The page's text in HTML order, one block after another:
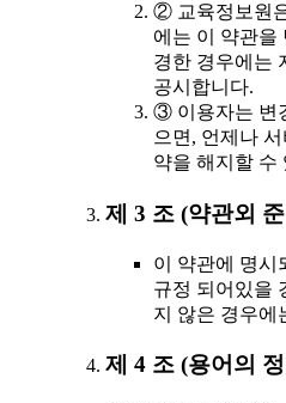
② 교육정보원
에는 이 약관을
경한 경우에는
공시합니다.
③ 이용자는 변
으면, 언제나
약을 해지할 수
제 3 조 (약관외
이 약관에 명시
규정 되어있을
지 않은 경우에
제 4 조 (용어의